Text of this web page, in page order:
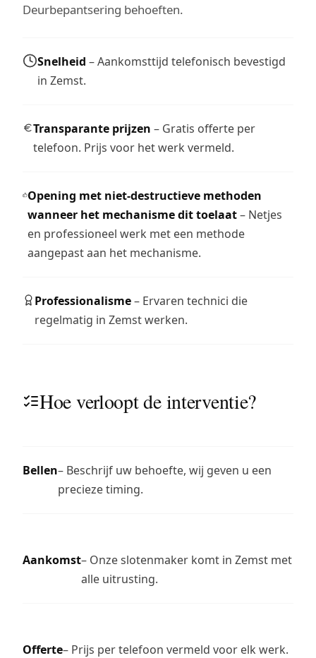
Deurbepantsering behoeften.
Snelheid – Aankomsttijd telefonisch bevestigd
in Zemst.
Transparante prijzen – Gratis offerte per
telefoon. Prijs voor het werk vermeld.
Opening met niet-destructieve methoden
wanneer het mechanisme dit toelaat– Netjes
en professioneel werk met een methode
aangepast aan het mechanisme.
Professionalisme– Ervaren technici die
regelmatig in Zemst werken.
Hoe verloopt de interventie?
Bellen– Beschrijf uw behoefte, wij geven u een
precieze timing.
Aankomst– Onze slotenmaker komt in Zemst met
alle uitrusting.
Offerte– Prijs per telefoon vermeld voor elk werk.